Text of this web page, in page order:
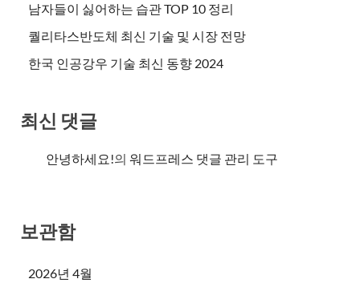
남자들이 싫어하는 습관 TOP 10 정리
퀄리타스반도체 최신 기술 및 시장 전망
한국 인공강우 기술 최신 동향 2024
최신 댓글
안녕하세요!의 워드프레스 댓글 관리 도구
보관함
2026년 4월